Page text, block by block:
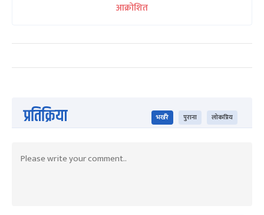
आक्रोशित
प्रतिक्रिया भर्खरै पुराना लोकप्रिय